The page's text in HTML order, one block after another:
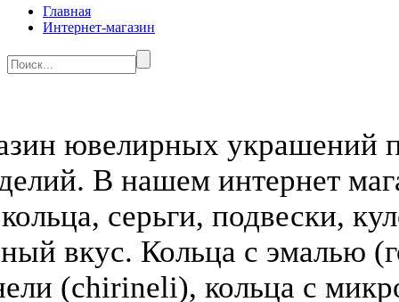
Главная
Интернет-магазин
ювелирных украшений
В нашем интернет
серьги, подвески,
вкус. Кольца с эмалью
(chirineli), кольца с